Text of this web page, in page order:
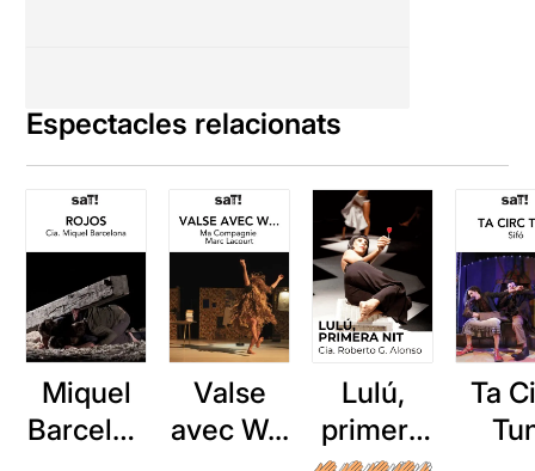
Espectacles relacionats
Miquel
Barcelon
Valse
avec W...
Lulú,
primera
Ta